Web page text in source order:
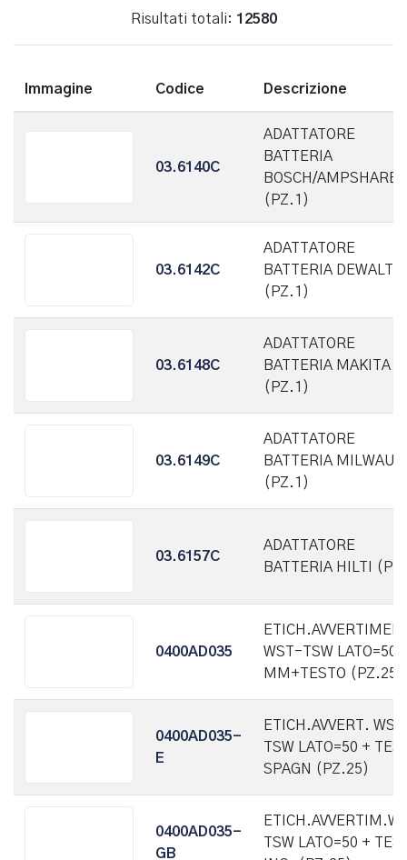
Risultati totali: 12580
Immagine Codice Descrizione
03.6140C
ADATTATORE
BATTERIA
BOSCH/AMPSHARE
(PZ.1)
03.6142C
ADATTATORE
BATTERIA DEWALT
(PZ.1)
03.6148C
ADATTATORE
BATTERIA MAKITA
(PZ.1)
03.6149C
ADATTATORE
BATTERIA
(PZ.1)
03.6157C
ADATTATORE
BATTERIA HILTI
0400AD035
WST-TSW LATO=50
MM+TESTO (PZ.25)
0400AD035-
E
ETICH.AVVERT.
TSW LATO=50 +
SPAGN (PZ.25)
0400AD035-
GB
TSW LATO=50 +